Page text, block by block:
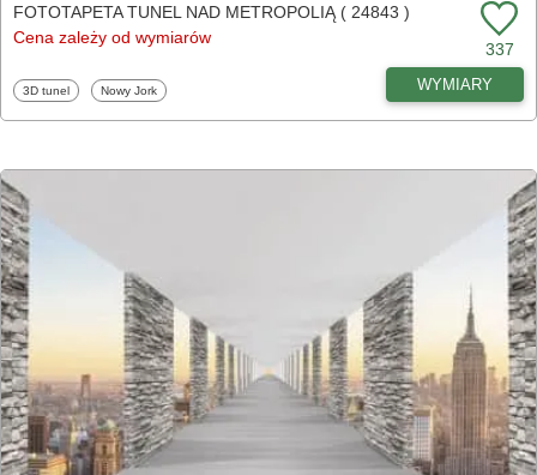
FOTOTAPETA TUNEL NAD METROPOLIĄ ( 24843 )
Cena zależy od wymiarów
337
Fototapety
3D tunel Fototapety
Nowy Jork WYMIARY